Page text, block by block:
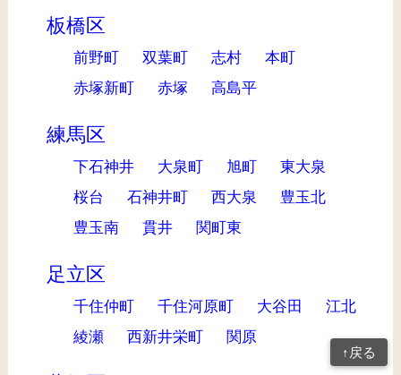
板橋区
前野町 双葉町 志村
本町
赤塚新町
赤塚 高島平
練馬区
下石神井 大泉町 旭町
東大泉
桜台
石神井町 西大泉
豊玉北
豊玉南
貫井 関町東
足立区
千住仲町 千住河原町 大谷田
江北
綾瀬
西新井栄町 関原
↑戻る